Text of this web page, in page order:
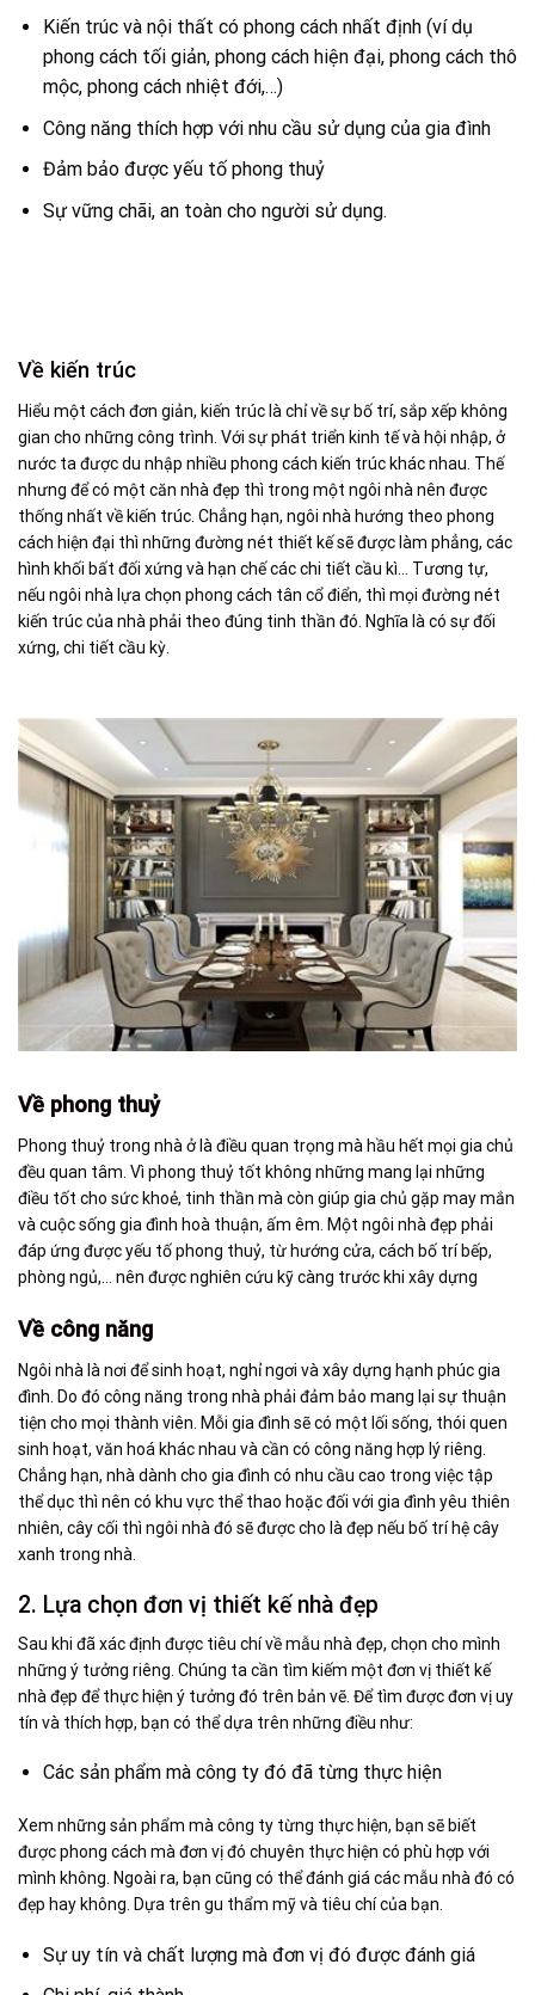
Kiến trúc và nội thất có phong cách nhất định (ví dụ
phong cách tối giản, phong cách hiện đại, phong cách thô
mộc, phong cách nhiệt đới,…)
Công năng thích hợp với nhu cầu sử dụng của gia đình
Đảm bảo được yếu tố phong thuỷ
Sự vững chãi, an toàn cho người sử dụng.
Về kiến trúc
Hiểu một cách đơn giản, kiến trúc là chỉ về sự bố trí, sắp xếp không
gian cho những công trình. Với sự phát triển kinh tế và hội nhập, ở
nước ta được du nhập nhiều phong cách kiến trúc khác nhau. Thế
nhưng để có một căn nhà đẹp thì trong một ngôi nhà nên được
thống nhất về kiến trúc. Chẳng hạn, ngôi nhà hướng theo phong
cách hiện đại thì những đường nét thiết kế sẽ được làm phẳng, các
hình khối bất đối xứng và hạn chế các chi tiết cầu kì… Tương tự,
nếu ngôi nhà lựa chọn phong cách tân cổ điển, thì mọi đường nét
kiến trúc của nhà phải theo đúng tinh thần đó. Nghĩa là có sự đối
xứng, chi tiết cầu kỳ.
Về phong thuỷ
Phong thuỷ trong nhà ở là điều quan trọng mà hầu hết mọi gia chủ
đều quan tâm. Vì phong thuỷ tốt không những mang lại những
điều tốt cho sức khoẻ, tinh thần mà còn giúp gia chủ gặp may mắn
và cuộc sống gia đình hoà thuận, ấm êm. Một ngôi nhà đẹp phải
đáp ứng được yếu tố phong thuỷ, từ hướng cửa, cách bố trí bếp,
phòng ngủ,… nên được nghiên cứu kỹ càng trước khi xây dựng
Về công năng
Ngôi nhà là nơi để sinh hoạt, nghỉ ngơi và xây dựng hạnh phúc gia
đình. Do đó công năng trong nhà phải đảm bảo mang lại sự thuận
tiện cho mọi thành viên. Mỗi gia đình sẽ có một lối sống, thói quen
sinh hoạt, văn hoá khác nhau và cần có công năng hợp lý riêng.
Chẳng hạn, nhà dành cho gia đình có nhu cầu cao trong việc tập
thể dục thì nên có khu vực thể thao hoặc đối với gia đình yêu thiên
nhiên, cây cối thì ngôi nhà đó sẽ được cho là đẹp nếu bố trí hệ cây
xanh trong nhà.
2. Lựa chọn đơn vị thiết kế nhà đẹp
Sau khi đã xác định được tiêu chí về mẫu nhà đẹp, chọn cho mình
những ý tưởng riêng. Chúng ta cần tìm kiếm một đơn vị thiết kế
nhà đẹp để thực hiện ý tưởng đó trên bản vẽ. Để tìm được đơn vị uy
tín và thích hợp, bạn có thể dựa trên những điều như:
Các sản phẩm mà công ty đó đã từng thực hiện
Xem những sản phẩm mà công ty từng thực hiện, bạn sẽ biết
được phong cách mà đơn vị đó chuyên thực hiện có phù hợp với
mình không. Ngoài ra, bạn cũng có thể đánh giá các mẫu nhà đó có
đẹp hay không. Dựa trên gu thẩm mỹ và tiêu chí của bạn.
Sự uy tín và chất lượng mà đơn vị đó được đánh giá